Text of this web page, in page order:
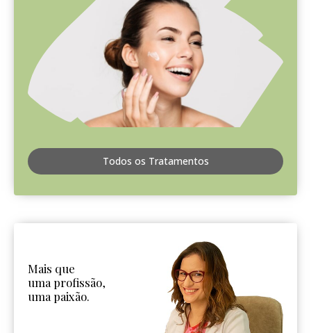
Todos os Tratamentos
Mais que
uma profissão,
uma paixão.